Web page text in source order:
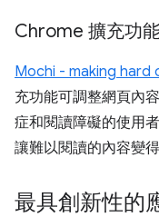
Chrome 擴充功
Mochi - making hard
充功能可調整網頁內
症和閱讀障礙的使用
讓難以閱讀的內容變得
最具創新性的